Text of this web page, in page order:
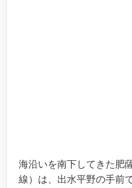
海沿いを南下してきた肥
線）は、出水平野の手前